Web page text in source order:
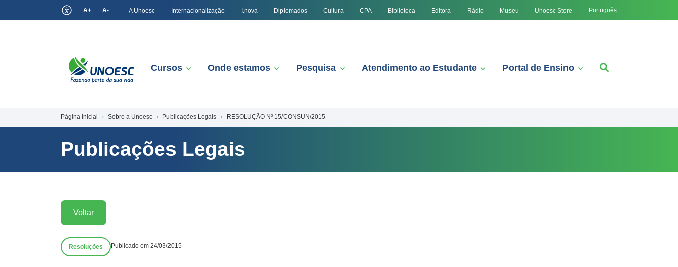
A+ A- A Unoesc Internacionalização I.nova Diplomados Cultura CPA Biblioteca Editora Rádio Museu Unoesc Store Português
Cursos Onde estamos Pesquisa Atendimento ao Estudante Portal de Ensino
Página Inicial Sobre a Unoesc Publicações Legais RESOLUÇÃO Nº 15/CONSUN/2015
Publicações Legais
Voltar
Resoluções Publicado em 24/03/2015